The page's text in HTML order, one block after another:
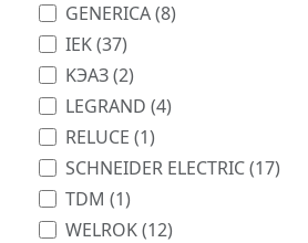
GENERICA (8)
IEK (37)
KЭАЗ (2)
LEGRAND (4)
RELUCE (1)
SCHNEIDER ELECTRIC (17)
TDM (1)
WELROK (12)